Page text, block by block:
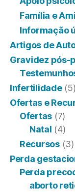
Família e
Informação
Artigos de
Gravidez pós-
Infertilidade(5)
Ofertas e
Ofertas (7)
Natal (4)
Recursos(3)
Perda
Perda
aborto